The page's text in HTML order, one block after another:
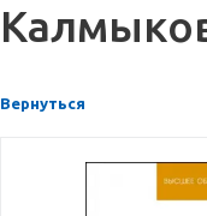
Вернуться